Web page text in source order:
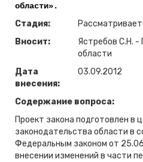
области».
Стадия:
Вносит:
Ястребов С.Н. -
области
Дата
внесения:
03.09.2012
Содержание вопроса:
Проект закона подготовлен в
законодательства области в
Федеральным законом от
внесении изменений в части